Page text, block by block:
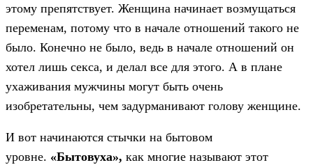
этому препятствует. Женщина начинает возмущаться
переменам, потому что в начале отношений такого не
было. Конечно не было, ведь в начале отношений он
хотел лишь секса, и делал все для этого. А в плане
ухаживания мужчины могут быть очень
изобретательны, чем задурманивают голову женщине.
И вот начинаются стычки на бытовом
уровне. «Бытовуха», как многие называют этот